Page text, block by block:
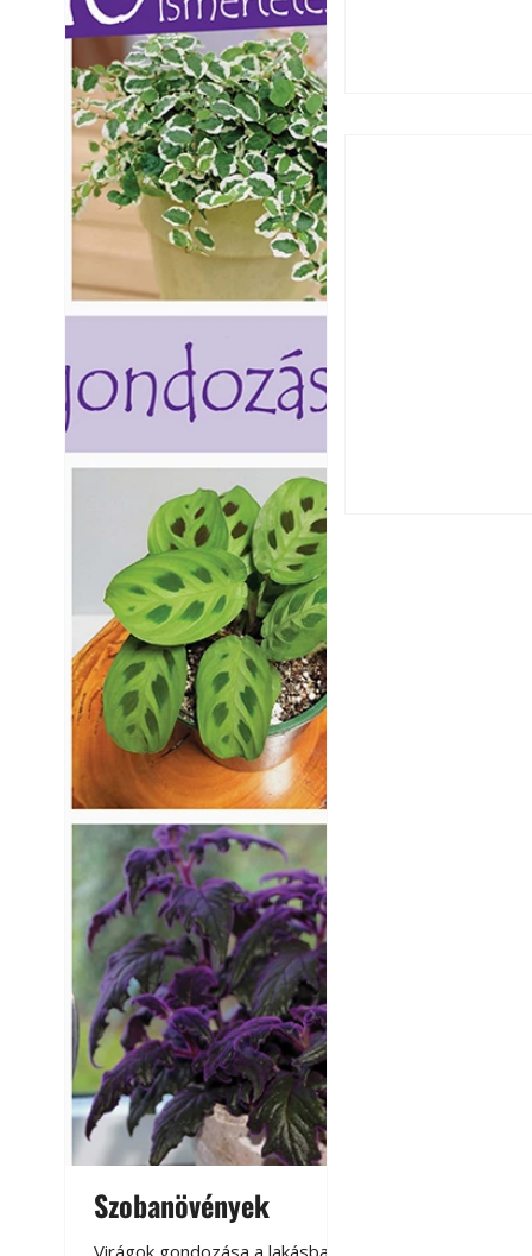
Szobanövények